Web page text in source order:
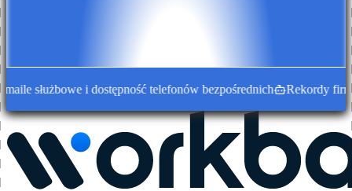
służbowe i dostępność telefonów bezpośrednich Rekordy firm